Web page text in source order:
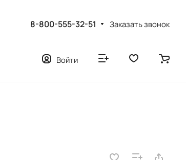
8-800-555-32-51 Заказать звонок
Войти